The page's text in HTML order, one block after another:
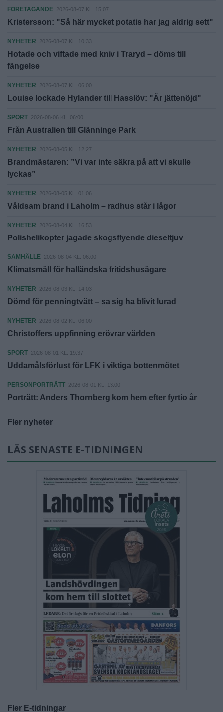
FÖRETAGANDE 2026-08-07 KL. 15:07
Kristersson: "Så här mycket potatis har jag aldrig sett"
NYHETER 2026-08-07 KL. 10:33
Hotade och viftade med kniv i Traryd – döms till
fängelse
NYHETER 2026-08-07 KL. 06:00
Louise lockade Hylander till Hasslöv: "Är jättenöjd"
SPORT 2026-08-06 KL. 06:00
Från Australien till Glänninge Park
NYHETER 2026-08-05 KL. 12:27
Brandmästaren: ”Vi var inte säkra på att vi skulle
lyckas”
NYHETER 2026-08-05 KL. 01:06
Våldsam brand i Laholm – radhus står i lågor
NYHETER 2026-08-04 KL. 16:53
Polishelikopter jagade skogsflyende dieseltjuv
SAMHÄLLE 2026-08-04 KL. 06:00
Klimatsmäll för halländska fritidshusägare
NYHETER 2026-08-03 KL. 14:03
Dömd för penningtvätt – sa sig ha blivit lurad
NYHETER 2026-08-02 KL. 06:00
Christoffers uppfinning erövrar världen
SPORT 2026-08-01 KL. 19:37
Uddamålsförlust för LFK i viktiga bottenmötet
PERSONPORTRÄTT 2026-08-01 KL. 13:00
Porträtt: Anders Thornberg kom hem efter fyrtio år
Fler nyheter
LÄS SENASTE E-TIDNINGEN
Fler E-tidningar